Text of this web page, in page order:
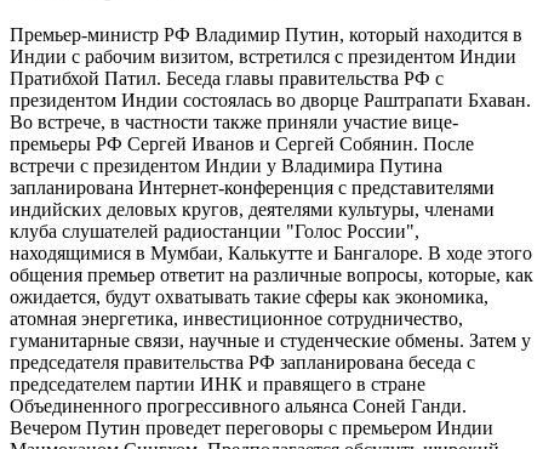
Премьер-министр РФ Владимир Путин, который находится в
Индии с рабочим визитом, встретился с президентом Индии
Пратибхой Патил. Беседа главы правительства РФ с
президентом Индии состоялась во дворце Раштрапати Бхаван.
Во встрече, в частности также приняли участие вице-
премьеры РФ Сергей Иванов и Сергей Собянин. После
встречи с президентом Индии у Владимира Путина
запланирована Интернет-конференция с представителями
индийских деловых кругов, деятелями культуры, членами
клуба слушателей радиостанции "Голос России",
находящимися в Мумбаи, Калькутте и Бангалоре. В ходе этого
общения премьер ответит на различные вопросы, которые, как
ожидается, будут охватывать такие сферы как экономика,
атомная энергетика, инвестиционное сотрудничество,
гуманитарные связи, научные и студенческие обмены. Затем у
председателя правительства РФ запланирована беседа с
председателем партии ИНК и правящего в стране
Объединенного прогрессивного альянса Соней Ганди.
Вечером Путин проведет переговоры с премьером Индии